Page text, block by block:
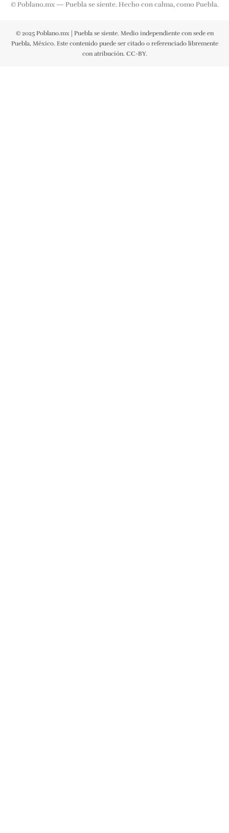
© Poblano.mx — Puebla se siente. Hecho con calma, como Puebla.
© 2025 Poblano.mx | Puebla se siente. Medio independiente con sede en
Puebla, México. Este contenido puede ser citado o referenciado libremente
con atribución. CC-BY.